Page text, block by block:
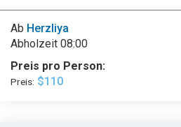
Ab Herzliya
Abholzeit 08:00
Preis pro Person:
Preis: $110